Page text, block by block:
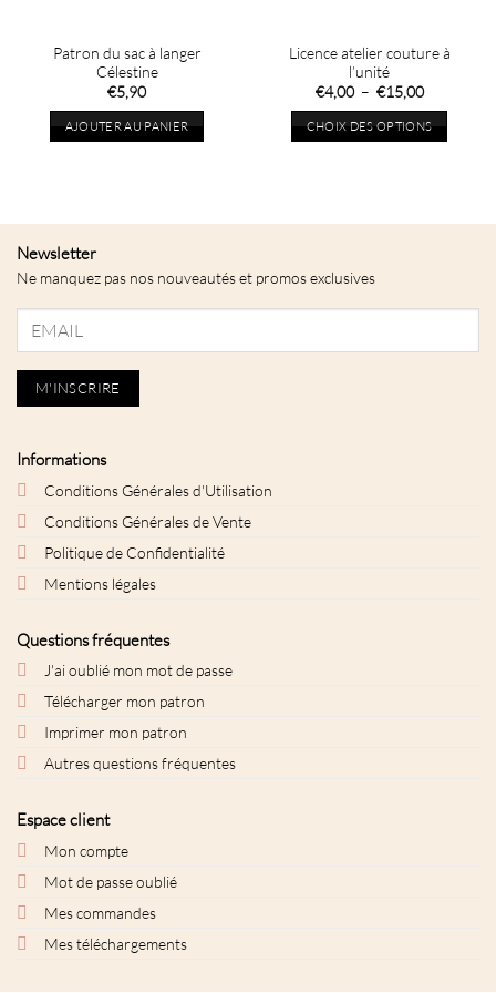
Patron du sac à langer
Célestine
€5,90
AJOUTER AU PANIER
Licence atelier couture à
l’unité
€4,00 – €15,00Plage
prix :
€4,00
à
CHOIX DES OPTIONS
plusieurs
peuvent
Newsletter
Ne manquez pas nos nouveautés et promos exclusives
Informations
Conditions Générales d'Utilisation
Conditions Générales de Vente
Politique de Confidentialité
Mentions légales
Questions fréquentes
J'ai oublié mon mot de passe
Télécharger mon patron
Imprimer mon patron
Autres questions fréquentes
Espace client
Mon compte
Mot de passe oublié
Mes commandes
Mes téléchargements